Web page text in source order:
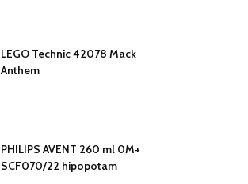
LEGO Technic 42078 Mack
Anthem
PHILIPS AVENT 260 ml 0M+
SCF070/22 hipopotam